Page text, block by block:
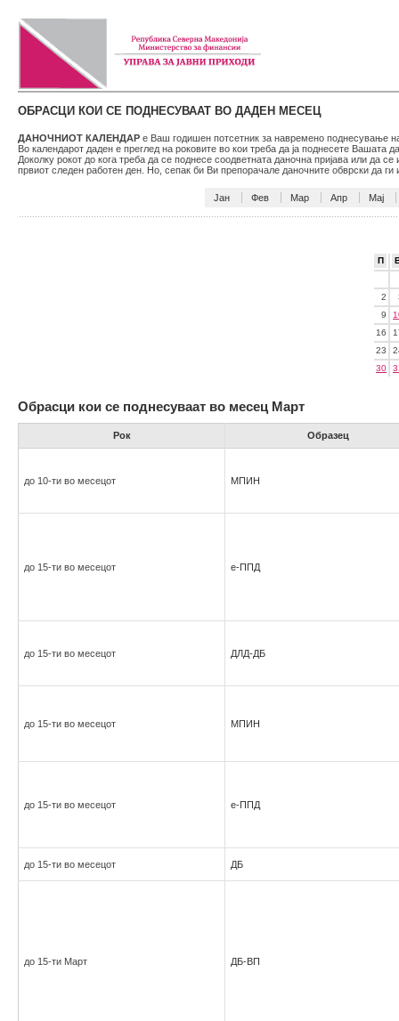
ОБРАСЦИ КОИ СЕ ПОДНЕСУВААТ ВО ДАДЕН МЕСЕЦ
ДАНОЧНИОТ КАЛЕНДАР е Ваш годишен потсетник за навремено поднесување
Во календарот даден е преглед на роковите во кои треба да ја поднесете
Доколку рокот до кога треба да се поднесе соодветната даночна пријава или да
првиот следен работен ден. Но, сепак би Ви препорачале даночните обврски да
Јан Фев Мар Апр Мај
П
2
9
16
23
30
Обрасци кои се поднесуваат во месец Март
Рок Образец
до 10-ти во месецот МПИН
до 15-ти во месецот е-ППД
до 15-ти во месецот ДЛД-ДБ
до 15-ти во месецот МПИН
до 15-ти во месецот е-ППД
до 15-ти во месецот ДБ
до 15-ти Март ДБ-ВП